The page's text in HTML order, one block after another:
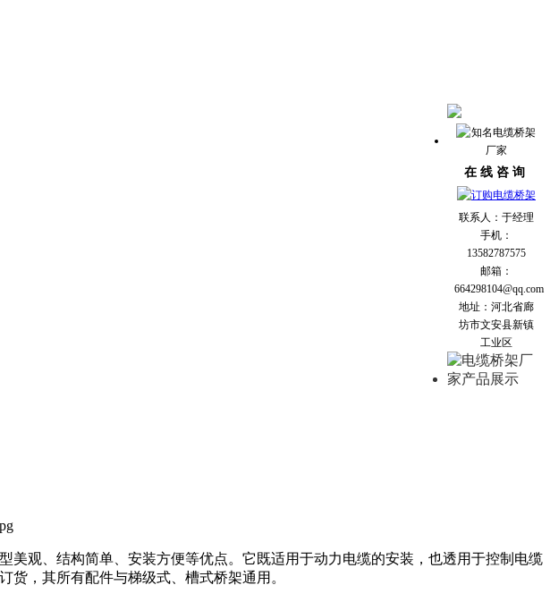
观、结构简单、安装方便等优点。它既适用于动力电缆的安装，也透用于控制电缆
，其所有配件与梯级式、槽式桥架通用。
在 线 咨 询
联系人：于经理
手机：
13582787575
邮箱：
664298104@qq.com
地址：河北省廊
坊市文安县新镇
工业区